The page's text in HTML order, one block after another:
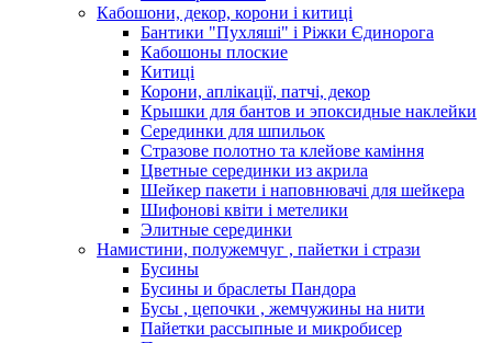
Кабошони, декор, корони і китиці
Бантики "Пухляші" і Ріжки Єдинорога
Кабошоны плоские
Китиці
Корони, аплікації, патчі, декор
Крышки для бантов и эпоксидные наклейки
Серединки для шпильок
Стразове полотно та клейове каміння
Цветные серединки из акрила
Шейкер пакети і наповнювачі для шейкера
Шифонові квіти і метелики
Элитные серединки
Намистини, полужемчуг , пайетки і стрази
Бусины
Бусины и браслеты Пандора
Бусы , цепочки , жемчужины на нити
Пайетки рассыпные и микробисер